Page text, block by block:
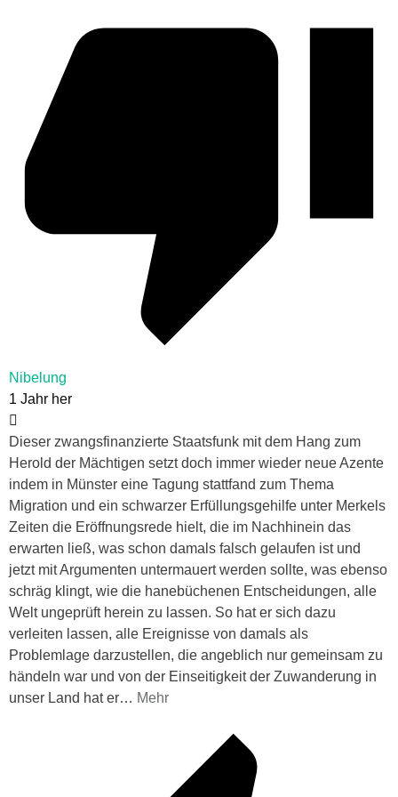
Nibelung
1 Jahr her
Dieser zwangsfinanzierte Staatsfunk mit dem Hang zum
Herold der Mächtigen setzt doch immer wieder neue Azente
indem in Münster eine Tagung stattfand zum Thema
Migration und ein schwarzer Erfüllungsgehilfe unter Merkels
Zeiten die Eröffnungsrede hielt, die im Nachhinein das
erwarten ließ, was schon damals falsch gelaufen ist und
jetzt mit Argumenten untermauert werden sollte, was ebenso
schräg klingt, wie die hanebüchenen Entscheidungen, alle
Welt ungeprüft herein zu lassen. So hat er sich dazu
verleiten lassen, alle Ereignisse von damals als
Problemlage darzustellen, die angeblich nur gemeinsam zu
händeln war und von der Einseitigkeit der Zuwanderung in
unser Land hat er… Mehr